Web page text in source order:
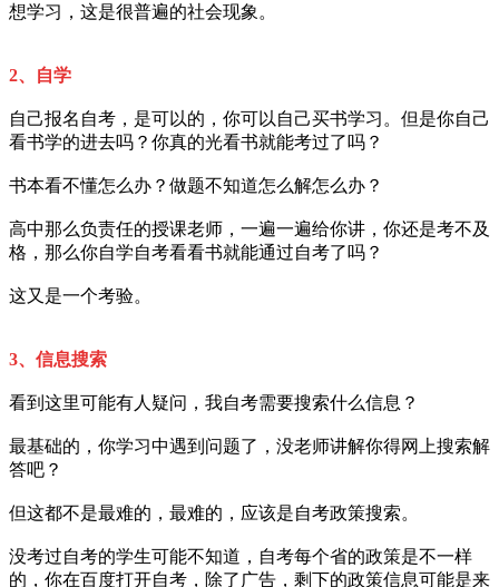
想学习，这是很普遍的社会现象。
2、 自学
自己报名自考，是可以的，你可以自己买书学习。但是你自己
看书学的进去吗？你真的光看书就能考过了吗？
书本看不懂怎么办？做题不知道怎么解怎么办？
高中那么负责任的授课老师，一遍一遍给你讲，你还是考不及
格，那么你自学自考看看书就能通过自考了吗？
这又是一个考验。
3、 信息搜索
看到这里可能有人疑问，我自考需要搜索什么信息？
最基础的，你学习中遇到问题了，没老师讲解你得网上搜索解
答吧？
但这都不是最难的，最难的，应该是自考政策搜索。
没考过自考的学生可能不知道，自考每个省的政策是不一样
的，你在百度打开自考，除了广告，剩下的政策信息可能是来